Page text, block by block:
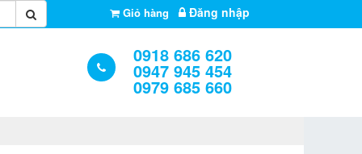
Giỏ hàng Đăng nhập
0918 686 620
0947 945 454
0979 685 660